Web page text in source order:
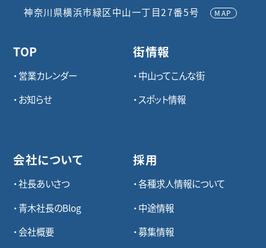
神奈川県横浜市緑区中山一丁目27番5号 MAP
TOP
営業カレンダー
お知らせ
会社について
社長あいさつ
青木社長のBlog
会社概要
街情報
中山ってこんな街
スポット情報
採用
各種求⼈情報について
中途情報
募集情報